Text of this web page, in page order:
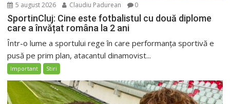
5 august 2026 Claudiu Padurean 0
SportinCluj: Cine este fotbalistul cu două diplome
care a învățat româna la 2 ani
Într-o lume a sportului rege în care performanța sportivă e
pusă pe prim plan, atacantul dinamovist...
Important Stiri